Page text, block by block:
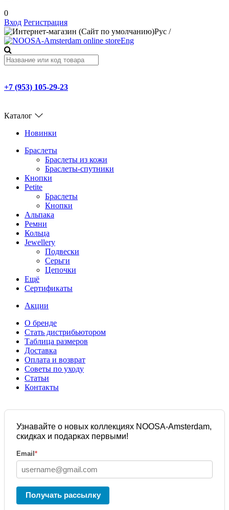
0
Вход Регистрация
Рус /
Eng
+7 (953) 105-29-23
Каталог
Новинки
Браслеты
Браслеты из кожи
Браслеты-спутники
Кнопки
Petite
Браслеты
Кнопки
Альпака
Ремни
Кольца
Jewellery
Подвески
Серьги
Цепочки
Ещё
Сертификаты
Акции
О бренде
Стать дистрибьютором
Таблица размеров
Доставка
Оплата и возврат
Советы по уходу
Статьи
Контакты
Узнавайте о новых коллекциях NOOSA-Amsterdam,
скидках и подарках первыми!
Email *
Получать рассылку